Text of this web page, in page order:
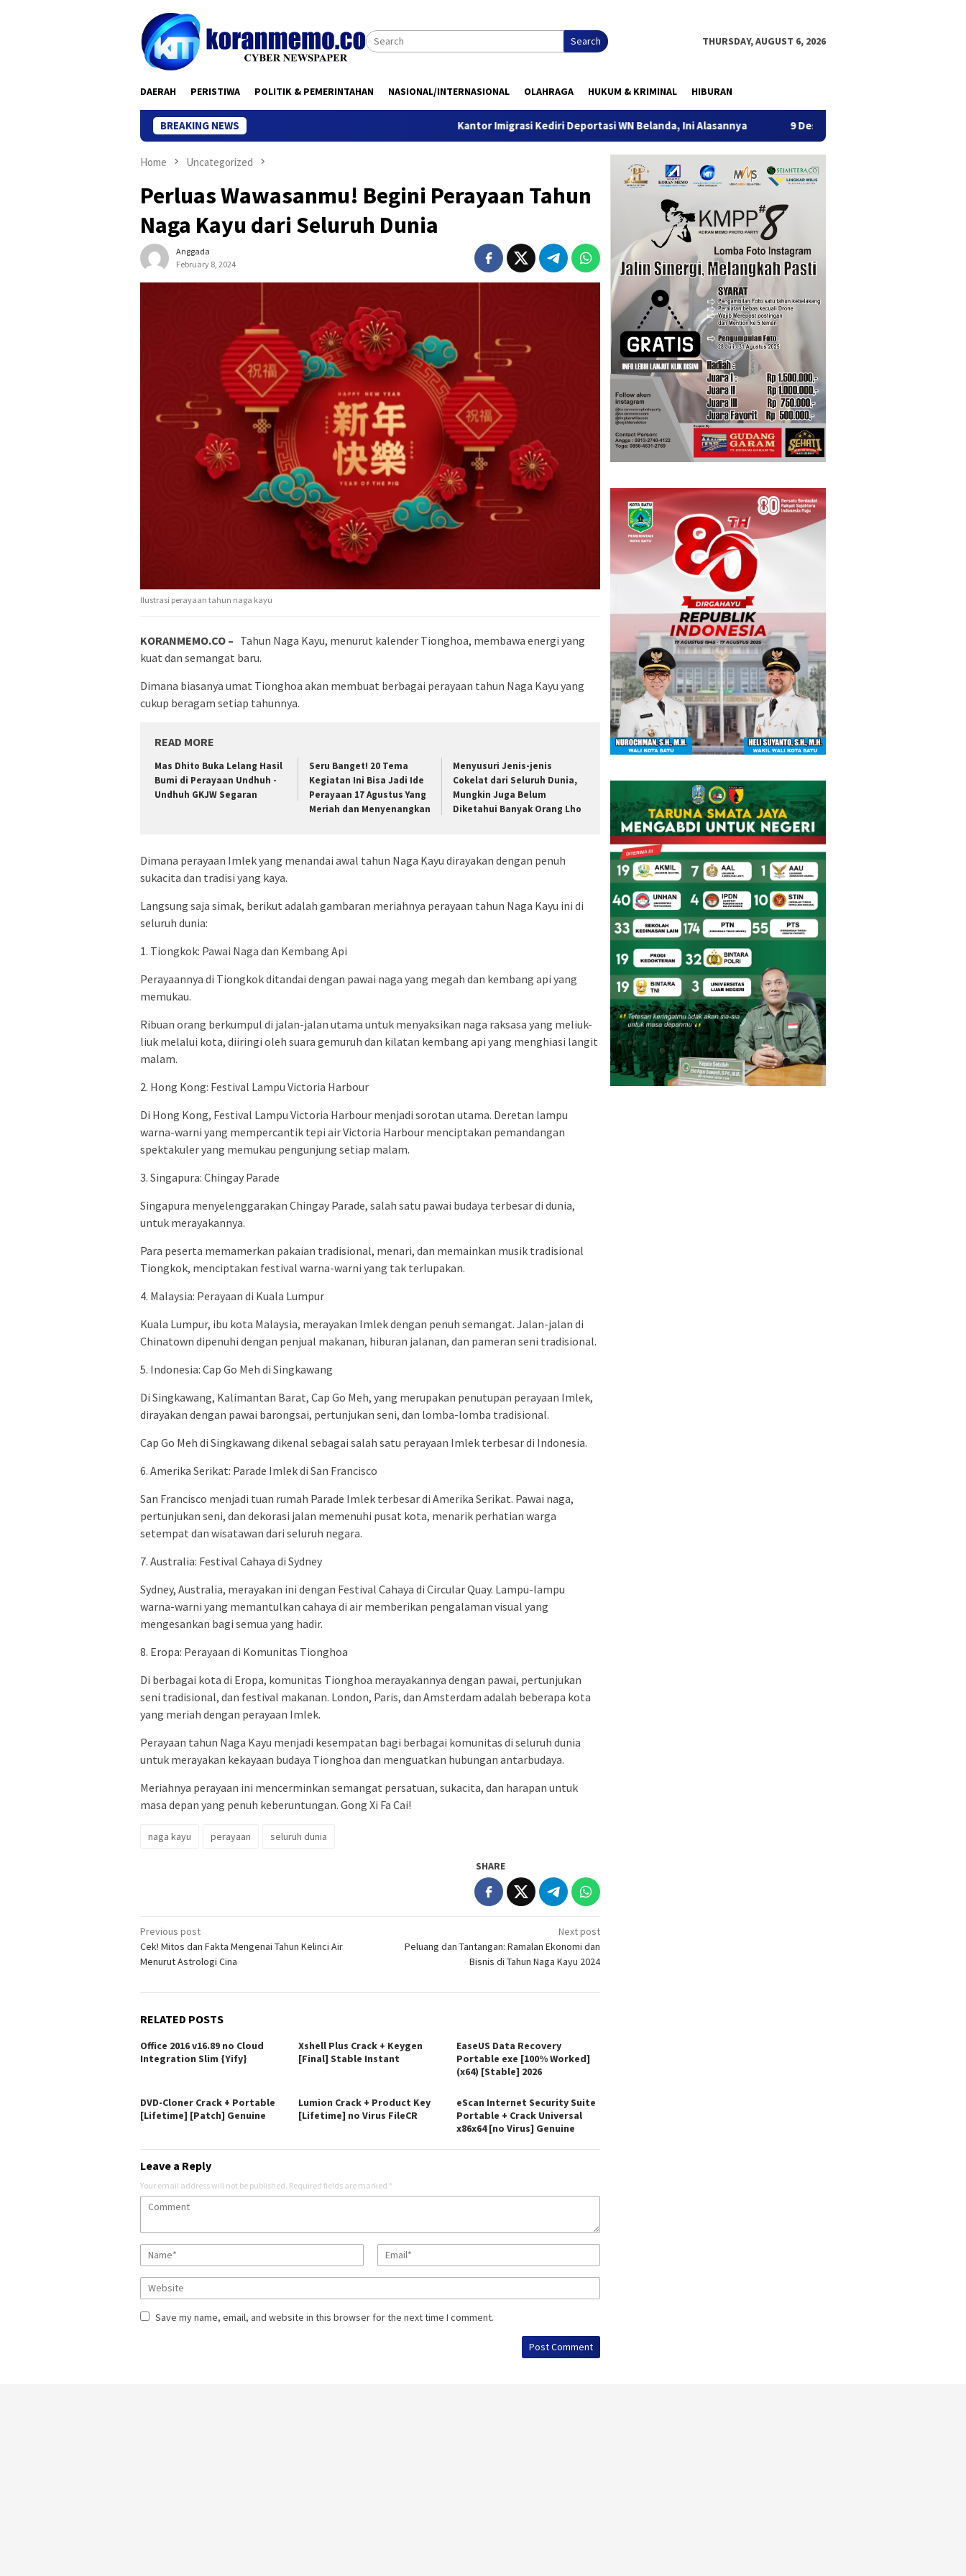
Search THURSDAY, AUGUST 6, 2026
DAERAH PERISTIWA POLITIK & PEMERINTAHAN NASIONAL/INTERNASIONAL OLAHRAGA HUKUM & KRIMINAL HIBURAN
BREAKING NEWS Kantor Imigrasi Kediri Deportasi WN Belanda, Ini Alasannya 9 Desa di 6 Kecamatan Tulungagung Alami
Home Uncategorized
Perluas Wawasanmu! Begini Perayaan Tahun
Naga Kayu dari Seluruh Dunia
Anggada
February 8, 2024
Ilustrasi perayaan tahun naga kayu
KORANMEMO.CO – Tahun Naga Kayu, menurut kalender Tionghoa, membawa energi yang
kuat dan semangat baru.
Dimana biasanya umat Tionghoa akan membuat berbagai perayaan tahun Naga Kayu yang
cukup beragam setiap tahunnya.
READ MORE
Mas Dhito Buka Lelang Hasil
Bumi di Perayaan Undhuh -
Undhuh GKJW Segaran
Seru Banget! 20 Tema
Kegiatan Ini Bisa Jadi Ide
Perayaan 17 Agustus Yang
Meriah dan Menyenangkan
Menyusuri Jenis-jenis
Cokelat dari Seluruh Dunia,
Mungkin Juga Belum
Diketahui Banyak Orang Lho
Dimana perayaan Imlek yang menandai awal tahun Naga Kayu dirayakan dengan penuh
sukacita dan tradisi yang kaya.
Langsung saja simak, berikut adalah gambaran meriahnya perayaan tahun Naga Kayu ini di
seluruh dunia:
1. Tiongkok: Pawai Naga dan Kembang Api
Perayaannya di Tiongkok ditandai dengan pawai naga yang megah dan kembang api yang
memukau.
Ribuan orang berkumpul di jalan-jalan utama untuk menyaksikan naga raksasa yang meliuk-
liuk melalui kota, diiringi oleh suara gemuruh dan kilatan kembang api yang menghiasi langit
malam.
2. Hong Kong: Festival Lampu Victoria Harbour
Di Hong Kong, Festival Lampu Victoria Harbour menjadi sorotan utama. Deretan lampu
warna-warni yang mempercantik tepi air Victoria Harbour menciptakan pemandangan
spektakuler yang memukau pengunjung setiap malam.
3. Singapura: Chingay Parade
Singapura menyelenggarakan Chingay Parade, salah satu pawai budaya terbesar di dunia,
untuk merayakannya.
Para peserta memamerkan pakaian tradisional, menari, dan memainkan musik tradisional
Tiongkok, menciptakan festival warna-warni yang tak terlupakan.
4. Malaysia: Perayaan di Kuala Lumpur
Kuala Lumpur, ibu kota Malaysia, merayakan Imlek dengan penuh semangat. Jalan-jalan di
Chinatown dipenuhi dengan penjual makanan, hiburan jalanan, dan pameran seni tradisional.
5. Indonesia: Cap Go Meh di Singkawang
Di Singkawang, Kalimantan Barat, Cap Go Meh, yang merupakan penutupan perayaan Imlek,
dirayakan dengan pawai barongsai, pertunjukan seni, dan lomba-lomba tradisional.
Cap Go Meh di Singkawang dikenal sebagai salah satu perayaan Imlek terbesar di Indonesia.
6. Amerika Serikat: Parade Imlek di San Francisco
San Francisco menjadi tuan rumah Parade Imlek terbesar di Amerika Serikat. Pawai naga,
pertunjukan seni, dan dekorasi jalan memenuhi pusat kota, menarik perhatian warga
setempat dan wisatawan dari seluruh negara.
7. Australia: Festival Cahaya di Sydney
Sydney, Australia, merayakan ini dengan Festival Cahaya di Circular Quay. Lampu-lampu
warna-warni yang memantulkan cahaya di air memberikan pengalaman visual yang
mengesankan bagi semua yang hadir.
8. Eropa: Perayaan di Komunitas Tionghoa
Di berbagai kota di Eropa, komunitas Tionghoa merayakannya dengan pawai, pertunjukan
seni tradisional, dan festival makanan. London, Paris, dan Amsterdam adalah beberapa kota
yang meriah dengan perayaan Imlek.
Perayaan tahun Naga Kayu menjadi kesempatan bagi berbagai komunitas di seluruh dunia
untuk merayakan kekayaan budaya Tionghoa dan menguatkan hubungan antarbudaya.
Meriahnya perayaan ini mencerminkan semangat persatuan, sukacita, dan harapan untuk
masa depan yang penuh keberuntungan. Gong Xi Fa Cai!
naga kayu perayaan seluruh dunia
SHARE
Post
navigation
Previous post
Cek! Mitos dan Fakta Mengenai Tahun Kelinci Air
Menurut Astrologi Cina
Next post
Peluang dan Tantangan: Ramalan Ekonomi dan
Bisnis di Tahun Naga Kayu 2024
RELATED POSTS
Office 2016 v16.89 no Cloud
Integration Slim {Yify}
Xshell Plus Crack + Keygen
[Final] Stable Instant
EaseUS Data Recovery
Portable exe [100% Worked]
(x64) [Stable] 2026
DVD-Cloner Crack + Portable
[Lifetime] [Patch] Genuine
Lumion Crack + Product Key
[Lifetime] no Virus FileCR
eScan Internet Security Suite
Portable + Crack Universal
x86x64 [no Virus] Genuine
Leave a Reply
Your email address will not be published. Required fields are marked *
Save my name, email, and website in this browser for the next time I comment.